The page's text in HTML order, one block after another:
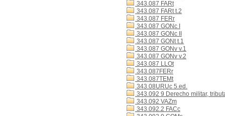
343.087 FARt
343.087 FARt t.2
343.087 FERr
343.087 GONc I
343.087 GONc II
343.087 GONt t.1
343.087 GONv v.1
343.087 GONv v.2
343.087 LLOt
343.087FERr
343.087TEMt
343.08URUc 5.ed.
343.092 9 Derecho militar,
343.092 VAZm
343.092.2 FACc